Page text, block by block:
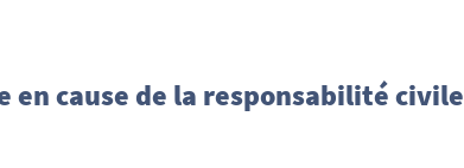
en cause de la responsabilité civile